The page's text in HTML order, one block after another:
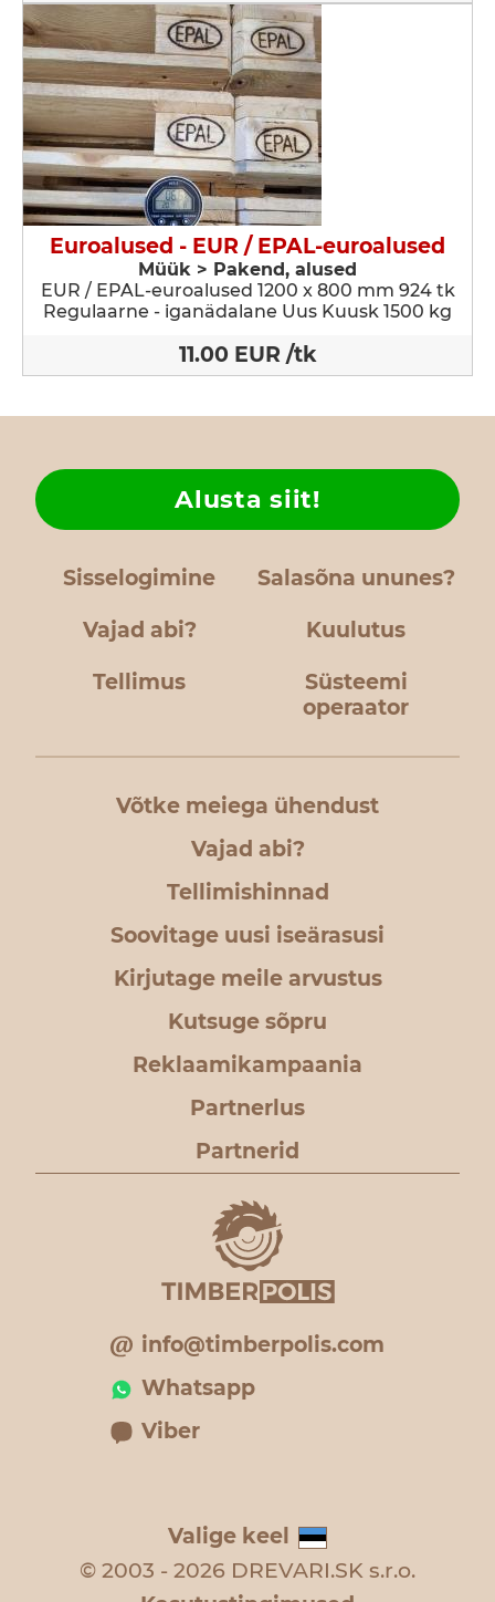
Euroalused - EUR / EPAL-euroalused
Müük > Pakend, alused
EUR / EPAL-euroalused 1200 x 800 mm 924 tk
Regulaarne - iganädalane Uus Kuusk 1500 kg
11.00 EUR /tk
Sisselogimine Salasõna ununes?
Vajad abi?
Alusta siit!
Kuulutus
Tellimus
Süsteemi
operaator
Võtke meiega ühendust
Vajad abi?
Tellimishinnad
Soovitage uusi iseärasusi
Kirjutage meile arvustus
Kutsuge sõpru
Reklaamikampaania
Partnerlus
Partnerid
info@timberpolis.com
Whatsapp
Viber
Valige keel
© 2003 - 2026 DREVARI.SK s.r.o.